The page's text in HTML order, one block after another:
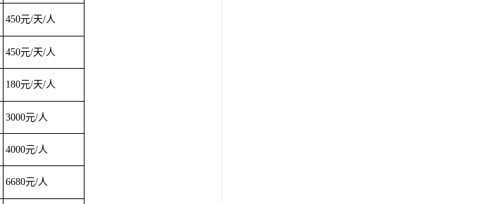
450元/天/人
450元/天/人
180元/天/人
3000元/人
4000元/人
6680元/人